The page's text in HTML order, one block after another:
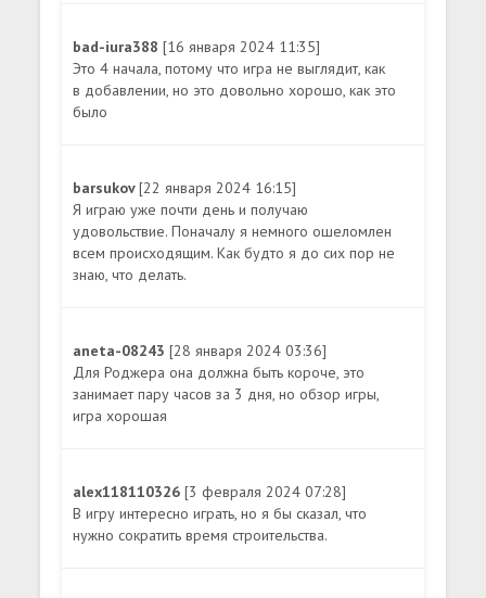
bad-iura388[16 января 2024 11:35]
Это 4 начала, потому что игра не выглядит, как
в добавлении, но это довольно хорошо, как это
было
barsukov[22 января 2024 16:15]
Я играю уже почти день и получаю
удовольствие. Поначалу я немного ошеломлен
всем происходящим. Как будто я до сих пор не
знаю, что делать.
aneta-08243[28 января 2024 03:36]
Для Роджера она должна быть короче, это
занимает пару часов за 3 дня, но обзор игры,
игра хорошая
alex118110326[3 февраля 2024 07:28]
В игру интересно играть, но я бы сказал, что
нужно сократить время строительства.